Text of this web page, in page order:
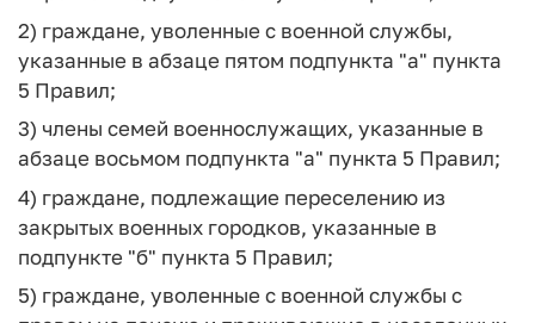
2) граждане, уволенные с военной службы,
указанные в абзаце пятом подпункта "а" пункта
5 Правил;
3) члены семей военнослужащих, указанные в
абзаце восьмом подпункта "а" пункта 5 Правил;
4) граждане, подлежащие переселению из
закрытых военных городков, указанные в
подпункте "б" пункта 5 Правил;
5) граждане, уволенные с военной службы с